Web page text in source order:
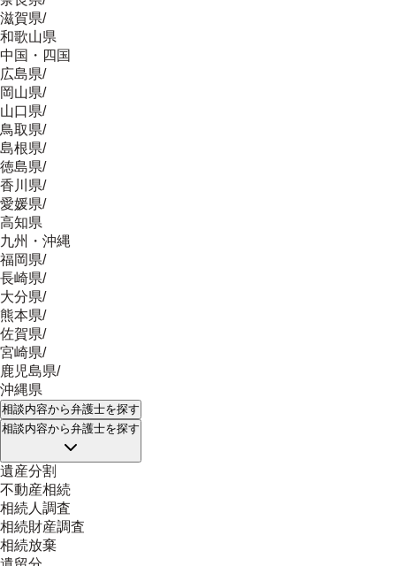
滋賀県/
和歌山県
中国・四国
広島県/
岡山県/
山口県/
鳥取県/
島根県/
徳島県/
香川県/
愛媛県/
高知県
九州・沖縄
福岡県/
長崎県/
大分県/
熊本県/
佐賀県/
宮崎県/
鹿児島県/
沖縄県
相談内容から弁護士を探す
相談内容から弁護士を探す
遺産分割
不動産相続
相続人調査
相続財産調査
相続放棄